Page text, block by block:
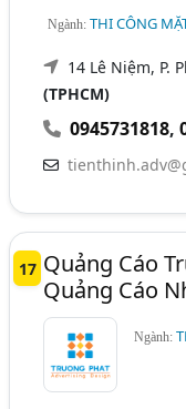
Ngành:THI CÔNG
14 Lê Niệm, P.
(TPHCM)
0945731818,
17 Quảng Cáo
Quảng Cáo
Ngành: